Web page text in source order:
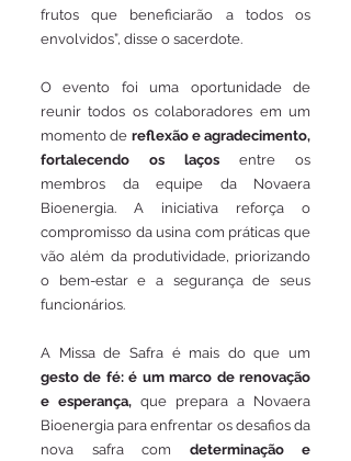
frutos que beneficiarão a todos os
envolvidos”, disse o sacerdote.
O evento foi uma oportunidade de
reunir todos os colaboradores em um
momento de reflexão e agradecimento,
fortalecendo os laços entre os
membros da equipe da Novaera
Bioenergia. A iniciativa reforça o
compromisso da usina com práticas que
vão além da produtividade, priorizando
o bem-estar e a segurança de seus
funcionários.
gesto de fé: é um marco de renovação
e esperança, que prepara a Novaera
Bioenergia para enfrentar os desafios da
nova safra com determinação e